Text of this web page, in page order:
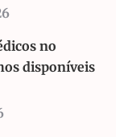
no
disponíveis